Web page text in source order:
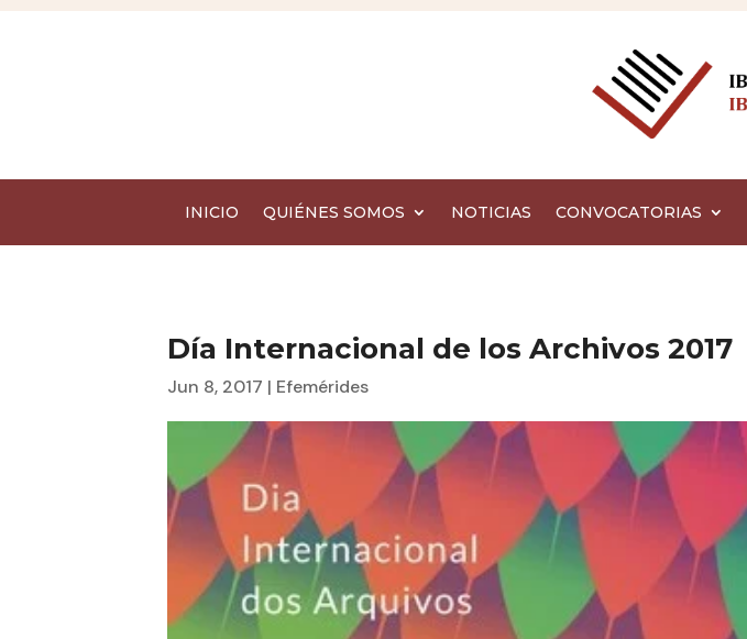
INICIO QUIÉNES SOMOS NOTICIAS CONVOCATORIAS
Día Internacional de los Archivos 2017
Jun 8, 2017 | Efemérides